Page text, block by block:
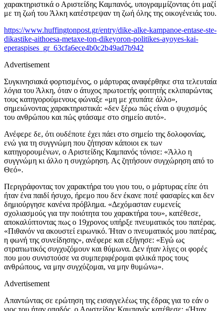
χαρακτηριστικά ο Αριστείδης Καμπανός, υπογραμμίζοντας ότι μαζί
με τη ζωή του Άλκη κατέστρεψαν τη ζωή όλης της οικογένειάς του.
https://www.huffingtonpost.gr/entry/dike-alke-kampanoe-entase-ste-
dikastike-aithoesa-metaxe-ton-dikeyoron-politikes-ayoyes-kai-
eperaspises_gr_63cfa6ece4b0c2b49ad7b942
Advertisement
Συγκινησιακά φορτισμένος, ο μάρτυρας αναφέρθηκε στα τελευταία
λόγια του Άλκη, όταν ο άτυχος πρωτοετής φοιτητής εκλιπαρώντας
τους κατηγορούμενους φώναξε «μη με χτυπάτε άλλο»,
σημειώνοντας χαρακτηριστικά: «δεν ξέρω πώς είναι ο ψυχισμός
του ανθρώπου και πώς φτάσαμε στο σημείο αυτό».
Ανέφερε δε, ότι ουδέποτε έχει πάει στο σημείο της δολοφονίας,
ενώ για τη συγγνώμη που ζήτησαν κάποιοι εκ των
κατηγορουμένων, ο Αριστείδης Καμπανός τόνισε: «Άλλο η
συγγνώμη κι άλλο η συγχώρηση. Ας ζητήσουν συγχώρηση από το
Θεό».
Περιγράφοντας τον χαρακτήρα του γιου του, ο μάρτυρας είπε ότι
ήταν ένα παιδί ήσυχο, ήρεμο που δεν έκανε ποτέ φασαρίες και δεν
δημιούργησε κανένα πρόβλημα. «Δεχόμασταν ευμενείς
σχολιασμούς για την ποιότητα του χαρακτήρα του», κατέθεσε,
αποκαλύπτοντας πως ο 19χρονος υπήρξε πνευματικός του πατέρας.
«Πιθανόν να ακουστεί ειρωνικό. Ήταν ο πνευματικός μου πατέρας,
η φωνή της συνείδησης», ανέφερε και εξήγησε: «Εγώ ως
στρατιωτικός συγχυζόμουν και θύμωνα. Δεν ήταν λίγες οι φορές
που μου συνιστούσε να συμπεριφέρομαι φιλικά προς τους
ανθρώπους, να μην συγχύζομαι, να μην θυμώνω».
Advertisement
Απαντώντας σε ερώτηση της εισαγγελέως της έδρας για το εάν ο